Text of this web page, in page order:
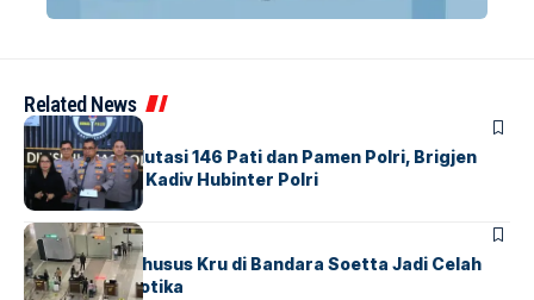
Related News
BERITA
Mabes Polri Mutasi 146 Pati dan Pamen Polri, Brigjen
Untung Jabat Kadiv Hubinter Polri
BANDARABERITA
Ketika Jalur Khusus Kru di Bandara Soetta Jadi Celah
Sindikat Narkotika